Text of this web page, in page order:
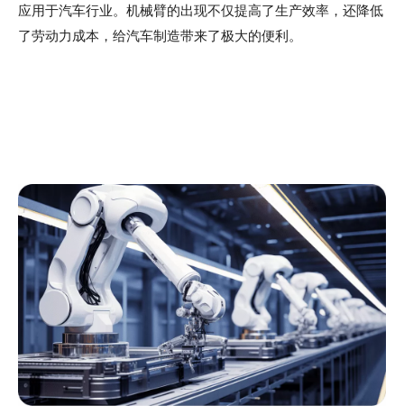
应用于汽车行业。机械臂的出现不仅提高了生产效率，还降低
了劳动力成本，给汽车制造带来了极大的便利。